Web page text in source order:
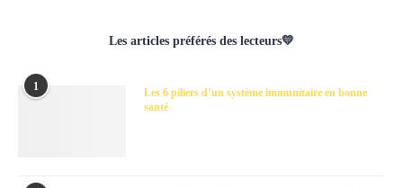
Les articles préférés des lecteurs💛
1
Les 6 piliers d’un système immunitaire en bonne
santé